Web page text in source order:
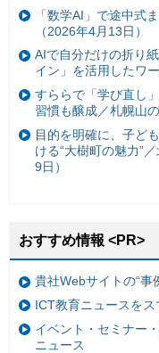
「数学AI」で途中式
（2026年4月13日）
AIで自分だけの折り
イン」を活用したワ
すららで「学び直し
習慣も醸成／札幌山
目的を明確に、子ど
ける“大樹町の魅力”
9日）
おすすめ情報 <PR>
貴社Webサイトの“事
ICT教育ニュースを
イベント・セミナー
ニュース